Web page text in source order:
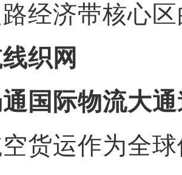
经济带核心
织网
际物流大通
运作为全球